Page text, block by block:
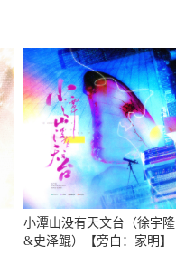
小潭山没有天文台（徐宇隆
&史泽鲲）【旁白：家明】